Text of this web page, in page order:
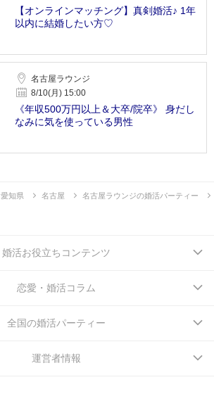
【オンラインマッチング】真剣婚活♪ 1年
以内に結婚したい方♡
名古屋ラウンジ
8/10(月) 15:00
《年収500万円以上＆大卒/院卒》 身だし
なみに気を使っている男性
愛知県 名古屋 名古屋ラウンジの婚活パーティー
婚活お役立ちコンテンツ
恋愛・婚活コラム
全国の婚活パーティー
運営者情報